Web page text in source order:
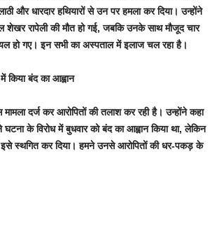
और धारदार हथियारों से उन पर हमला कर दिया। उन्होंने
शेखर रापेली की मौत हो गई, जबकि उनके साथ मौजूद चार
हो गए। इन सभी का अस्पताल में इलाज चल रहा है।
किया बंद का आह्वान
दर्ज कर आरोपितों की तलाश कर रही है। उन्होंने कहा
के विरोध में बुधवार को बंद का आह्वान किया था, लेकिन
स्थगित कर दिया। हमने उनसे आरोपितों की धर-पकड़ के